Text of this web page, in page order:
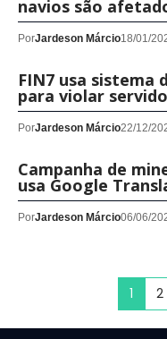
navios são
PorJardeson Márcio18/01/
FIN7 usa
para violar
PorJardeson Márcio22/12/
Campanha de
usa Google
PorJardeson Márcio06/06/
1 2